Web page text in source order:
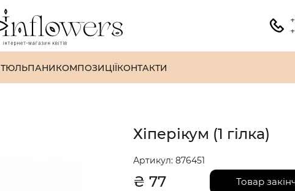
ТЮЛЬПАНИКОМПОЗИЦІЇКОНТАКТИ
Хіперікум (1 гілка)
Артикул: 876451
₴ 77 Товар